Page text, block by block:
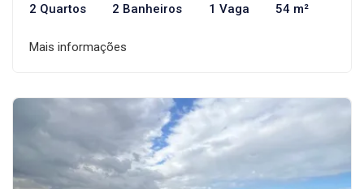
2 Quartos 2 Banheiros 1 Vaga 54 m²
Mais informações